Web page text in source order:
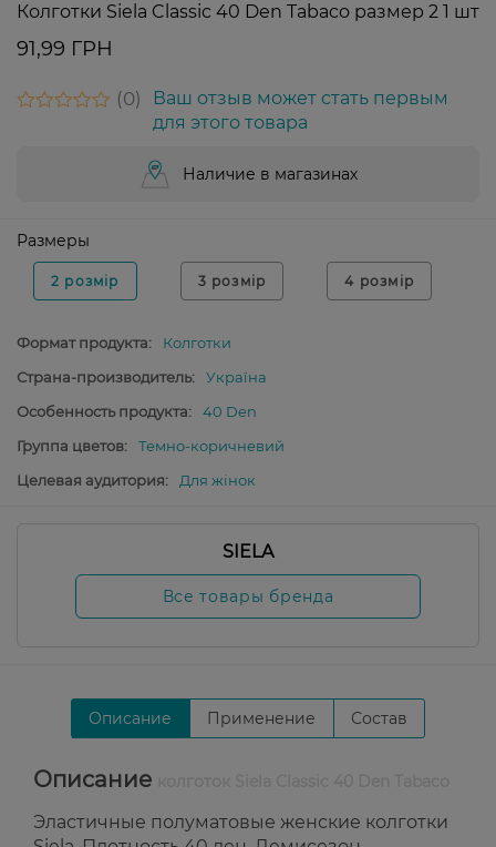
Колготки Siela Classic 40 Den Tabaco размер 2 1 шт
91,99 ГРН
0
Ваш отзыв может стать первым
для этого товара
Наличие в магазинах
Размеры
2 розмір 3 розмір 4 розмір
Формат продукта:
Колготки
Страна-производитель:
Україна
Особенность продукта:
40 Den
Группа цветов:
Темно-коричневий
Целевая аудитория:
Для жінок
SIELA
Все товары бренда
Описание Применение Состав
Описание
Эластичные полуматовые женские колготки